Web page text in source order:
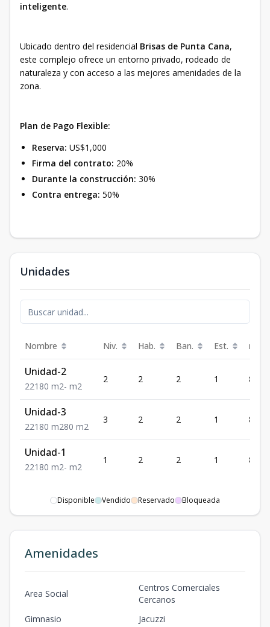
inteligente.
Ubicado dentro del residencial Brisas de Punta Cana,
este complejo ofrece un entorno privado, rodeado de
naturaleza y con acceso a las mejores amenidades de la
zona.
Plan de Pago Flexible:
Reserva: US$1,000
Firma del contrato: 20%
Durante la construcción: 30%
Contra entrega: 50%
Unidades
Nombre Niv. Hab. Ban. Est. m²
Unidad-2
221 80 m2- m2
2 2 2 1 80
Unidad-3
221 80 m280 m2
3 2 2 1 80
Unidad-1
221 80 m2- m2
1 2 2 1 80
Disponible Vendido Reservado Bloqueada
Amenidades
Area Social
Centros Comerciales
Cercanos
Gimnasio
Jacuzzi